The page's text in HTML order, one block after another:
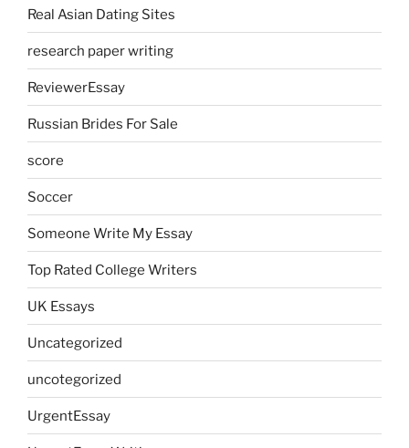
Real Asian Dating Sites
research paper writing
ReviewerEssay
Russian Brides For Sale
score
Soccer
Someone Write My Essay
Top Rated College Writers
UK Essays
Uncategorized
uncotegorized
UrgentEssay